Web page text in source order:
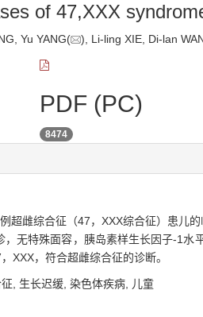
of 47,XXX
Yu YANG( ), Li-ling XIE, Di-lan
PDF (PC)
8474
超雌综合征（47，XXX综合征）患儿
，无特殊面容，胰岛素样生长因子-1水
XXX，符合超雌综合征的诊断。
, 生长迟缓, 染色体疾病, 儿童